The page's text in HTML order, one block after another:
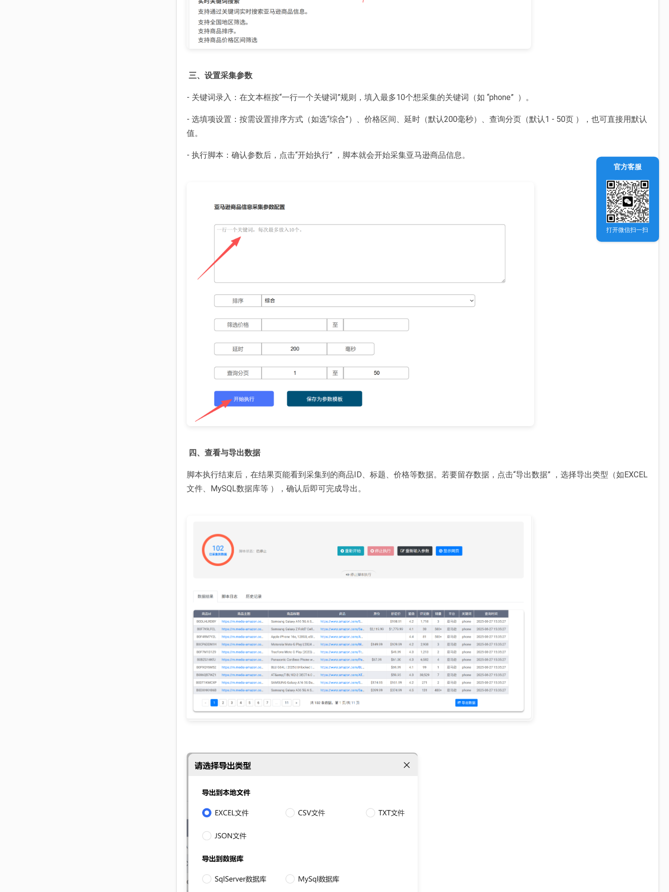
三、设置采集参数
- 关键词录入：在文本框按“一行一个关键词”规则，填入最多10个想采集的关键词（如 “phone” ）。
- 选填项设置：按需设置排序方式（如选“综合”）、价格区间、延时（默认200毫秒）、查询分页（默认1 - 50页 ），也可直接用默认
值。
- 执行脚本：确认参数后，点击“开始执行” ，脚本就会开始采集亚马逊商品信息。
四、查看与导出数据
脚本执行结束后，在结果页能看到采集到的商品ID、标题、价格等数据。若要留存数据，点击“导出数据” ，选择导出类型（如EXCEL
文件、MySQL数据库等 ），确认后即可完成导出。
官方客服
打开微信扫一扫